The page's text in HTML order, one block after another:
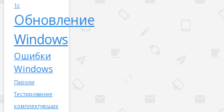
1с
Обновление
Windows
Ошибки
Windows
Пароли
Тестирование
комплектующих